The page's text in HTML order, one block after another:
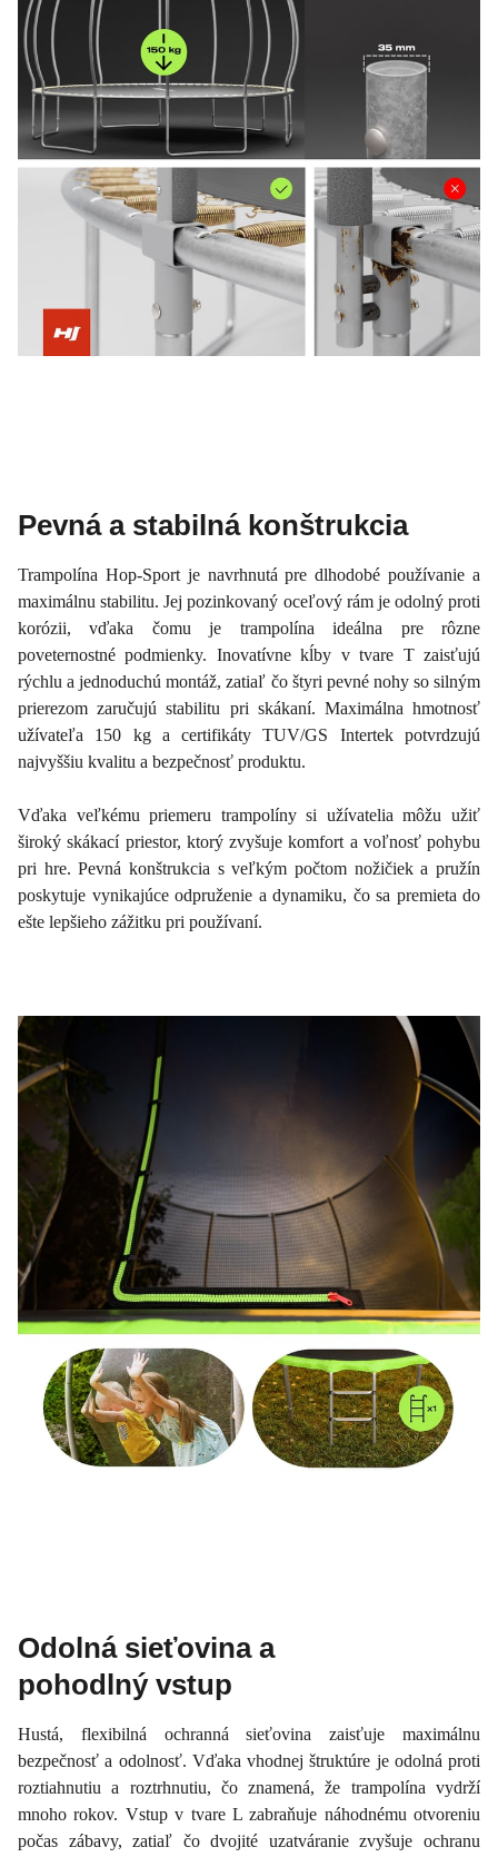
Pevná a stabilná konštrukcia
Trampolína Hop-Sport je navrhnutá pre dlhodobé používanie a
maximálnu stabilitu. Jej pozinkovaný oceľový rám je odolný proti
korózii, vďaka čomu je trampolína ideálna pre rôzne
poveternostné podmienky. Inovatívne kĺby v tvare T zaisťujú
rýchlu a jednoduchú montáž, zatiaľ čo štyri pevné nohy so silným
prierezom zaručujú stabilitu pri skákaní. Maximálna hmotnosť
užívateľa 150 kg a certifikáty TUV/GS Intertek potvrdzujú
najvyššiu kvalitu a bezpečnosť produktu.
Vďaka veľkému priemeru trampolíny si užívatelia môžu užiť
široký skákací priestor, ktorý zvyšuje komfort a voľnosť pohybu
pri hre. Pevná konštrukcia s veľkým počtom nožičiek a pružín
poskytuje vynikajúce odpruženie a dynamiku, čo sa premieta do
ešte lepšieho zážitku pri používaní.
Odolná sieťovina a
pohodlný vstup
Hustá, flexibilná ochranná sieťovina zaisťuje maximálnu
bezpečnosť a odolnosť. Vďaka vhodnej štruktúre je odolná proti
roztiahnutiu a roztrhnutiu, čo znamená, že trampolína vydrží
mnoho rokov. Vstup v tvare L zabraňuje náhodnému otvoreniu
počas zábavy, zatiaľ čo dvojité uzatváranie zvyšuje ochranu